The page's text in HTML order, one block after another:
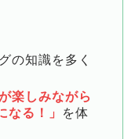
の知識を多く
楽しみながら
なる！」
を体